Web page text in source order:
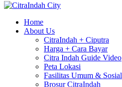
Home
About Us
CitraIndah + Ciputra
Harga + Cara Bayar
Citra Indah Guide Video
Peta Lokasi
Fasilitas Umum & Sosial
Brosur CitraIndah